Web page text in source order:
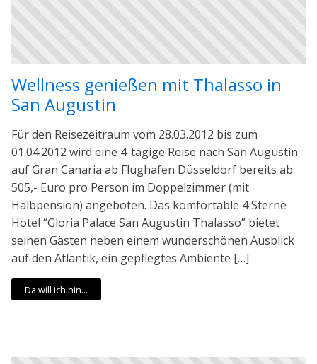
Wellness genießen mit Thalasso in
San Augustin
Für den Reisezeitraum vom 28.03.2012 bis zum
01.04.2012 wird eine 4-tägige Reise nach San Augustin
auf Gran Canaria ab Flughafen Düsseldorf bereits ab
505,- Euro pro Person im Doppelzimmer (mit
Halbpension) angeboten. Das komfortable 4 Sterne
Hotel “Gloria Palace San Augustin Thalasso” bietet
seinen Gästen neben einem wunderschönen Ausblick
auf den Atlantik, ein gepflegtes Ambiente […]
Da will ich hin...